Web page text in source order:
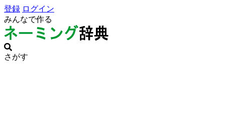
登録 ログイン
みんなで作る
さがす